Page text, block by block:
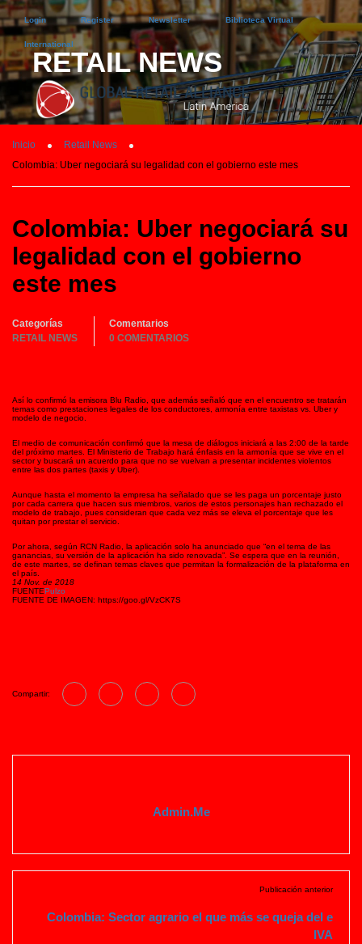
Login Register Newsletter Biblioteca Virtual
International
RETAIL NEWS
Inicio
Retail News
Colombia: Uber negociará su legalidad con el gobierno este mes
Colombia: Uber negociará su
legalidad con el gobierno
este mes
Categorías
RETAIL NEWS
Comentarios
0 COMENTARIOS
Así lo confirmó la emisora Blu Radio, que además señaló que en el encuentro se tratarán
temas como prestaciones legales de los conductores, armonía entre taxistas vs. Uber y
modelo de negocio.
El medio de comunicación confirmó que la mesa de diálogos iniciará a las 2:00 de la tarde
del próximo martes. El Ministerio de Trabajo hará énfasis en la armonía que se vive en el
sector y buscará un acuerdo para que no se vuelvan a presentar incidentes violentos
entre las dos partes (taxis y Uber).
Aunque hasta el momento la empresa ha señalado que se les paga un porcentaje justo
por cada carrera que hacen sus miembros, varios de estos personajes han rechazado el
modelo de trabajo, pues consideran que cada vez más se eleva el porcentaje que les
quitan por prestar el servicio.
Por ahora, según RCN Radio, la aplicación solo ha anunciado que “en el tema de las
ganancias, su versión de la aplicación ha sido renovada”. Se espera que en la reunión,
de este martes, se definan temas claves que permitan la formalización de la plataforma en
el país.
14 Nov. de 2018
FUENTEPulzo
FUENTE DE IMAGEN: https://goo.gl/VzCK7S
Compartir:
Admin.me
Publicación anterior
Colombia: Sector agrario el que más se queja del e
IVA